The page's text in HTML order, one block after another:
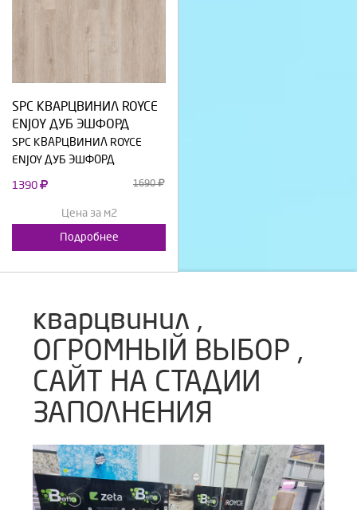
SPC КВАРЦВИНИЛ ROYCE
ENJOY ДУБ ЭШФОРД
SPC КВАРЦВИНИЛ ROYCE
ENJOY ДУБ ЭШФОРД
1390 1690
Цена за м2
Подробнее
Продолжить Отмена
кварцвинил ,
ОГРОМНЫЙ ВЫБОР ,
САЙТ НА СТАДИИ
ЗАПОЛНЕНИЯ